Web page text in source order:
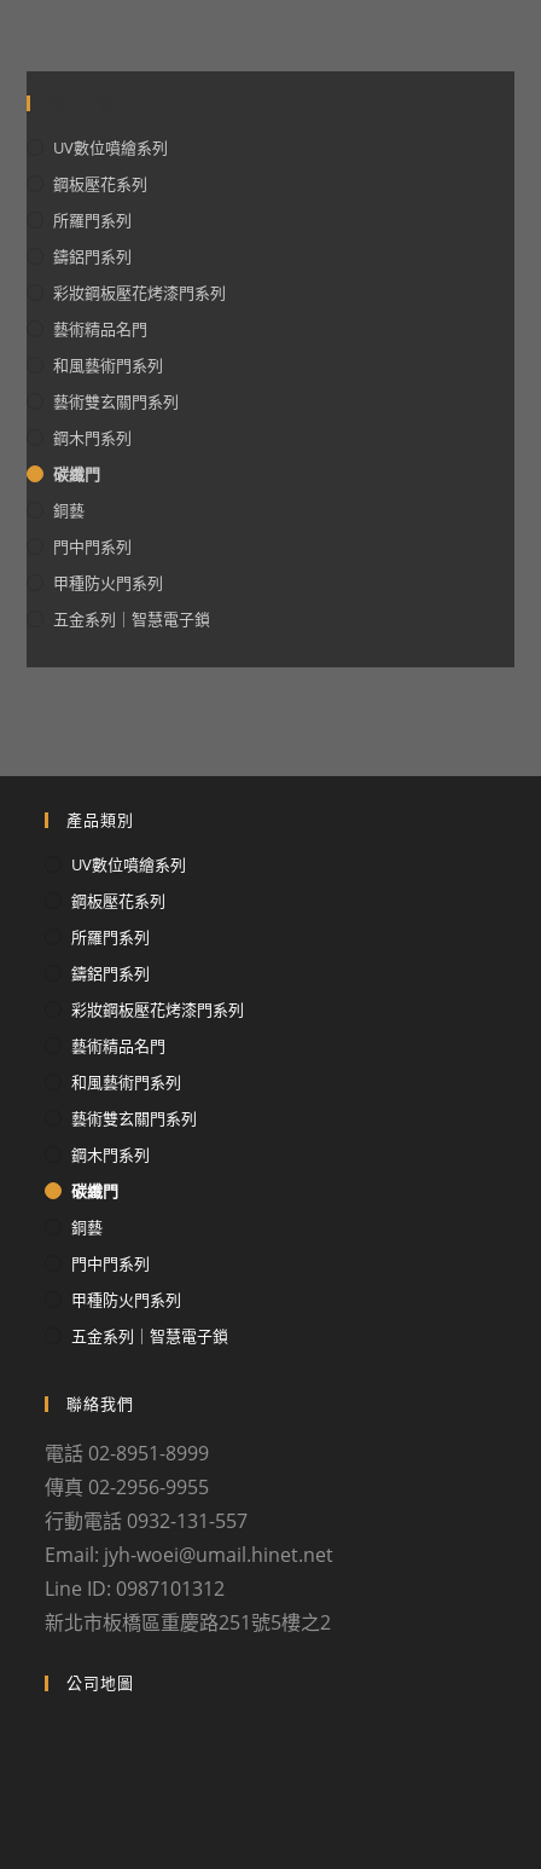
UV數位噴繪系列
鋼板壓花系列
所羅門系列
鑄鋁門系列
彩妝鋼板壓花烤漆門系列
藝術精品名門
和風藝術門系列
藝術雙玄關門系列
鋼木門系列
碳纖門
銅藝
門中門系列
甲種防火門系列
五金系列｜智慧電子鎖
產品類別
UV數位噴繪系列
鋼板壓花系列
所羅門系列
鑄鋁門系列
彩妝鋼板壓花烤漆門系列
藝術精品名門
和風藝術門系列
藝術雙玄關門系列
鋼木門系列
碳纖門
銅藝
門中門系列
甲種防火門系列
五金系列｜智慧電子鎖
聯絡我們
電話 02-8951-8999
傳真 02-2956-9955
行動電話 0932-131-557
Email: jyh-woei@umail.hinet.net
Line ID: 0987101312
新北市板橋區重慶路251號5樓之2
公司地圖